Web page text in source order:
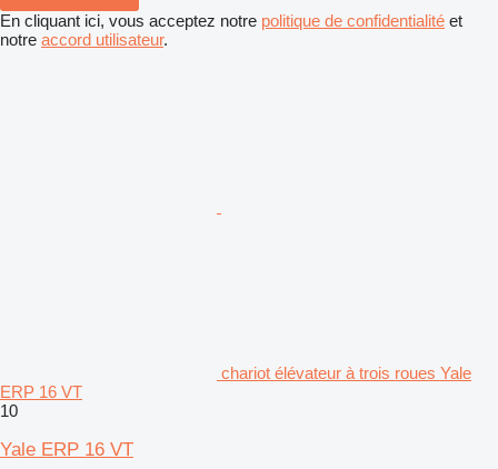
En cliquant ici, vous acceptez notre politique de confidentialité et
notre accord utilisateur.
chariot élévateur à trois roues Yale
ERP 16 VT
10
Yale ERP 16 VT